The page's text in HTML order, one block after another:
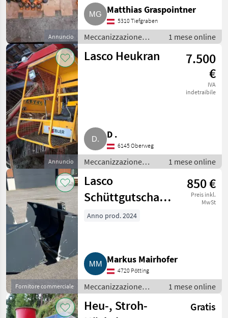
Annuncio
Matthias Graspointner
5310 Tiefgraben
Meccanizzazione
interna / Fienagione
1 mese online
Annuncio
Lasco Heukran
7.500
€
IVA
indetraibile
D .
6145 Oberweg
Meccanizzazione
interna / Fienagione
1 mese online
Fornitore commerciale
Lasco
Schüttgutschaufel
0,75 m³
850 €
Preis inkl.
MwSt
Anno prod. 2024
Markus Mairhofer
4720 Pötting
Meccanizzazione
interna / Fienagione
1 mese online
Heu-, Stroh-
Gratis